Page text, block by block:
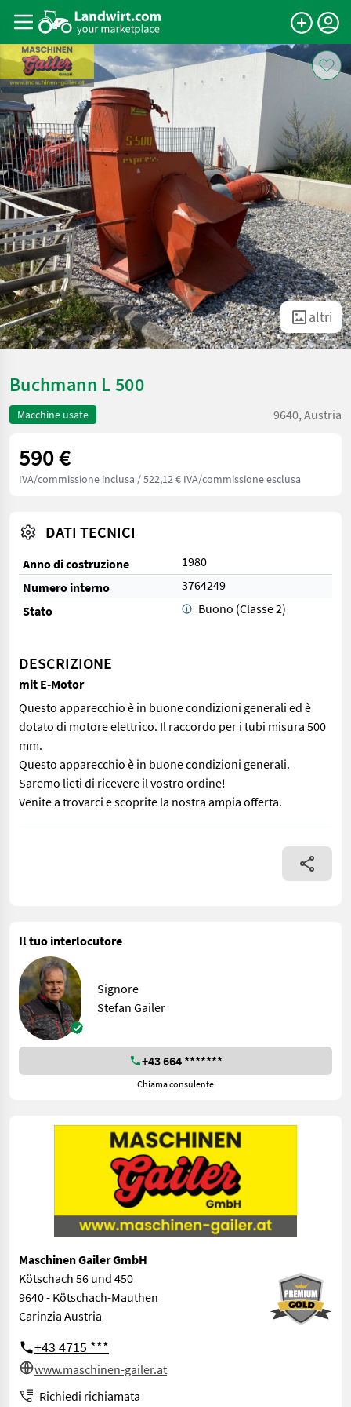
altri
Buchmann L 500
Macchine usate 9640, Austria
590 €
IVA/commissione inclusa / 522,12 € IVA/commissione esclusa
DATI TECNICI
Anno di costruzione
1980
Numero interno
3764249
Stato
Buono (Classe 2)
DESCRIZIONE
mit E-Motor
Questo apparecchio è in buone condizioni generali ed è
dotato di motore elettrico. Il raccordo per i tubi misura 500
mm.
Questo apparecchio è in buone condizioni generali.
Saremo lieti di ricevere il vostro ordine!
Venite a trovarci e scoprite la nostra ampia offerta.
Questo apparecchio è in buone condizioni generali ed è
Il tuo interlocutore
Signore
Stefan Gailer
+43 664 *******
Chiama consulente
Maschinen Gailer GmbH
Kötschach 56 und 450
9640 - Kötschach-Mauthen
Carinzia Austria
+43 4715 ***
www.maschinen-gailer.at
Richiedi richiamata